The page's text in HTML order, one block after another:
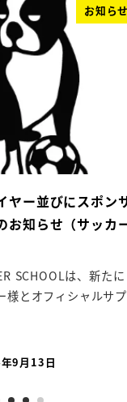
お知らせ
ヤー並びにスポン
お知らせ（サッカ
SCHOOLは、新たに
様とオフィシャルサプ
9月13日